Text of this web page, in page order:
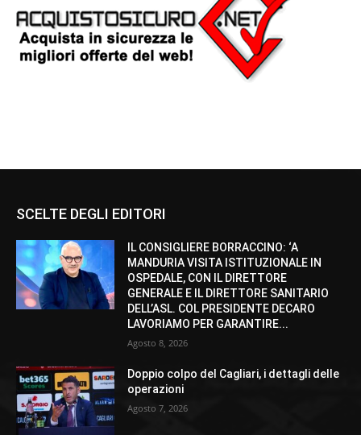
SCELTE DEGLI EDITORI
IL CONSIGLIERE BORRACCINO: ‘A
MANDURIA VISITA ISTITUZIONALE IN
OSPEDALE, CON IL DIRETTORE
GENERALE E IL DIRETTORE SANITARIO
DELL’ASL. COL PRESIDENTE DECARO
LAVORIAMO PER GARANTIRE...
Agosto 8, 2026
Doppio colpo del Cagliari, i dettagli delle
operazioni
Agosto 7, 2026